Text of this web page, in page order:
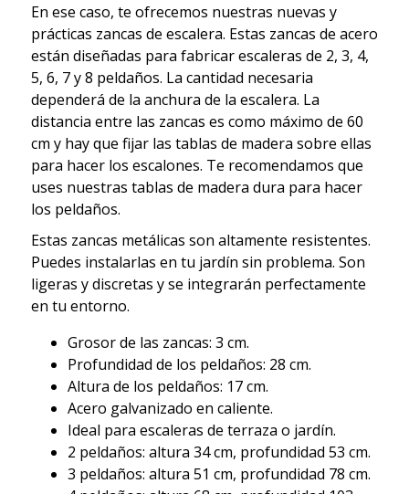
En ese caso, te ofrecemos nuestras nuevas y
prácticas zancas de escalera. Estas zancas de acero
están diseñadas para fabricar escaleras de 2, 3, 4,
5, 6, 7 y 8 peldaños. La cantidad necesaria
dependerá de la anchura de la escalera. La
distancia entre las zancas es como máximo de 60
cm y hay que fijar las tablas de madera sobre ellas
para hacer los escalones. Te recomendamos que
uses nuestras tablas de madera dura para hacer
los peldaños.
Estas zancas metálicas son altamente resistentes.
Puedes instalarlas en tu jardín sin problema. Son
ligeras y discretas y se integrarán perfectamente
en tu entorno.
Grosor de las zancas: 3 cm.
Profundidad de los peldaños: 28 cm.
Altura de los peldaños: 17 cm.
Acero galvanizado en caliente.
Ideal para escaleras de terraza o jardín.
2 peldaños: altura 34 cm, profundidad 53 cm.
3 peldaños: altura 51 cm, profundidad 78 cm.